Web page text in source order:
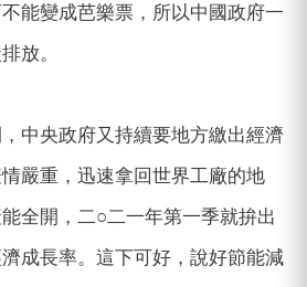
能變成芭樂票，所以中國政府一
放。
中央政府又持續要地方繳出經濟
嚴重，迅速拿回世界工廠的地
全開，二○二一年第一季就拚出
成長率。這下可好，說好節能減